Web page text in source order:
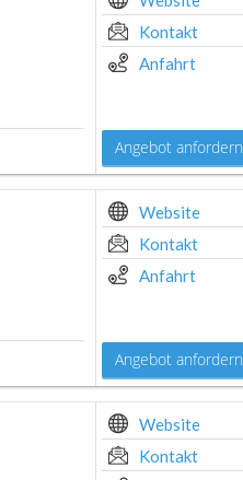
Kontakt
Anfahrt
Angebot anfordern
Website
Kontakt
Anfahrt
Angebot anfordern
Website
Kontakt